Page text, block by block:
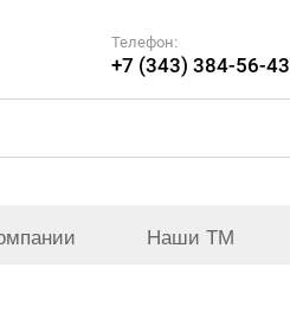
Телефон:
+7 (343) 384-56-43
Наши ТМ